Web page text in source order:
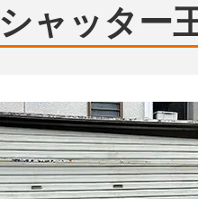
シャッター